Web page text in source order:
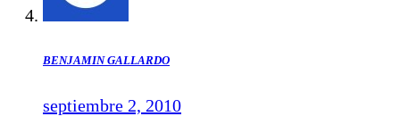
BENJAMIN GALLARDO
septiembre 2, 2010